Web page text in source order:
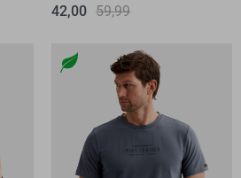
42,00 59,99